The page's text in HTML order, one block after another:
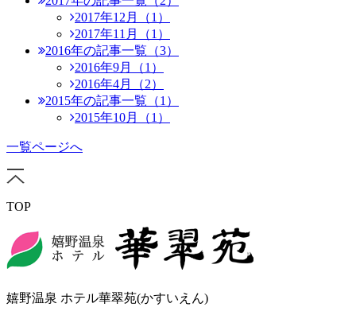
2017年12月（1）
2017年11月（1）
2016年の記事一覧（3）
2016年9月（1）
2016年4月（2）
2015年の記事一覧（1）
2015年10月（1）
一覧ページへ
TOP
嬉野温泉 ホテル華翠苑(かすいえん)